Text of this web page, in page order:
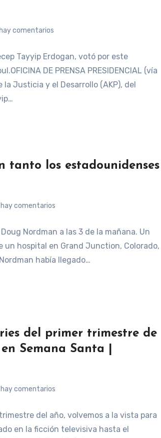
comentarios
Tayyip Erdogan, votó por este
DE PRENSA PRESIDENCIAL (vía
la Justicia y el Desarrollo (AKP), del
tanto los estadounidenses
hay comentarios
Nordman a las 3 de la mañana. Un
un hospital en Grand Junction, Colorado,
había llegado…
del primer trimestre de
Semana Santa |
hay comentarios
del año, volvemos a la vista para
en la ficción televisiva hasta el